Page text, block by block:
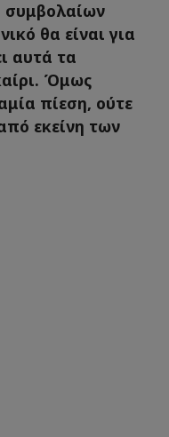
συμβολαίων
θα είναι για
αυτά τα
Όμως
πίεση, ούτε
εκείνη των